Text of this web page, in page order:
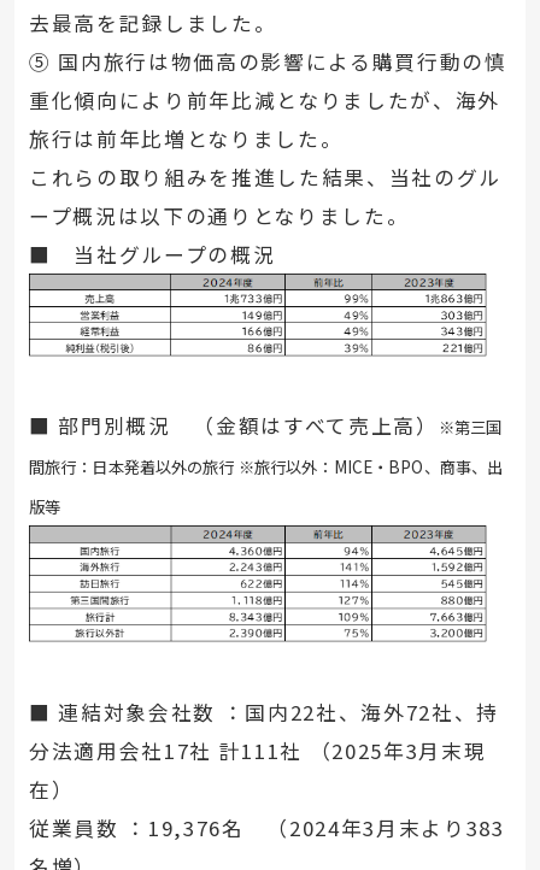
去最高を記録しました。
⑤ 国内旅行は物価高の影響による購買行動の慎
重化傾向により前年比減となりましたが、海外
旅行は前年比増となりました。
これらの取り組みを推進した結果、当社のグル
ープ概況は以下の通りとなりました。
■ 当社グループの概況
■ 部門別概況 （金額はすべて売上高）
※第三国
間旅行：日本発着以外の旅行 ※旅行以外：MICE・BPO、商事、出
版等
■ 連結対象会社数 ：国内22社、海外72社、持
分法適用会社17社 計111社 （2025年3月末現
在）
従業員数 ：19,376名 （2024年3月末より383